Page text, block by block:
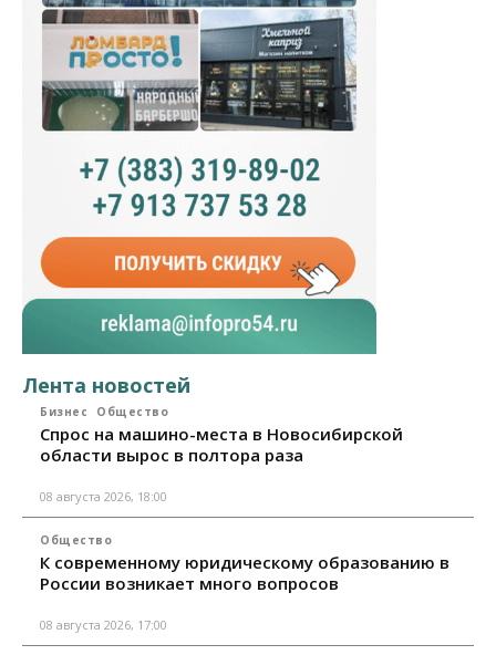
Лента новостей
Бизнес Общество
Спрос на машино-места в Новосибирской
области вырос в полтора раза
08 августа 2026, 18:00
Общество
К современному юридическому образованию в
России возникает много вопросов
08 августа 2026, 17:00